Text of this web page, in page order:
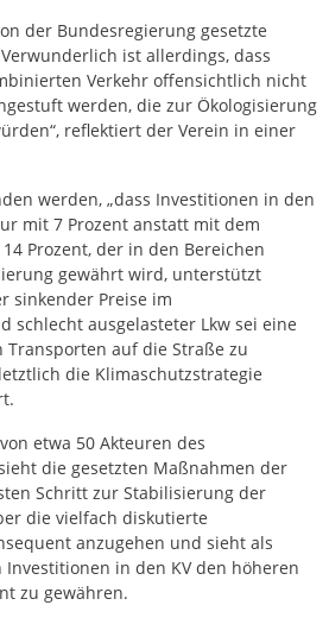
der Bundesregierung gesetzte
ist allerdings, dass
Verkehr offensichtlich nicht
werden, die zur Ökologisierung
reflektiert der Verein in einer
werden, „dass Investitionen in den
mit 7 Prozent anstatt mit dem
Prozent, der in den Bereichen
gewährt wird, unterstützt
sinkender Preise im
schlecht ausgelasteter Lkw sei eine
Transporten auf die Straße zu
die Klimaschutzstrategie
etwa 50 Akteuren des
die gesetzten Maßnahmen der
Schritt zur Stabilisierung der
die vielfach diskutierte
anzugehen und sieht als
in den KV den höheren
zu gewähren.